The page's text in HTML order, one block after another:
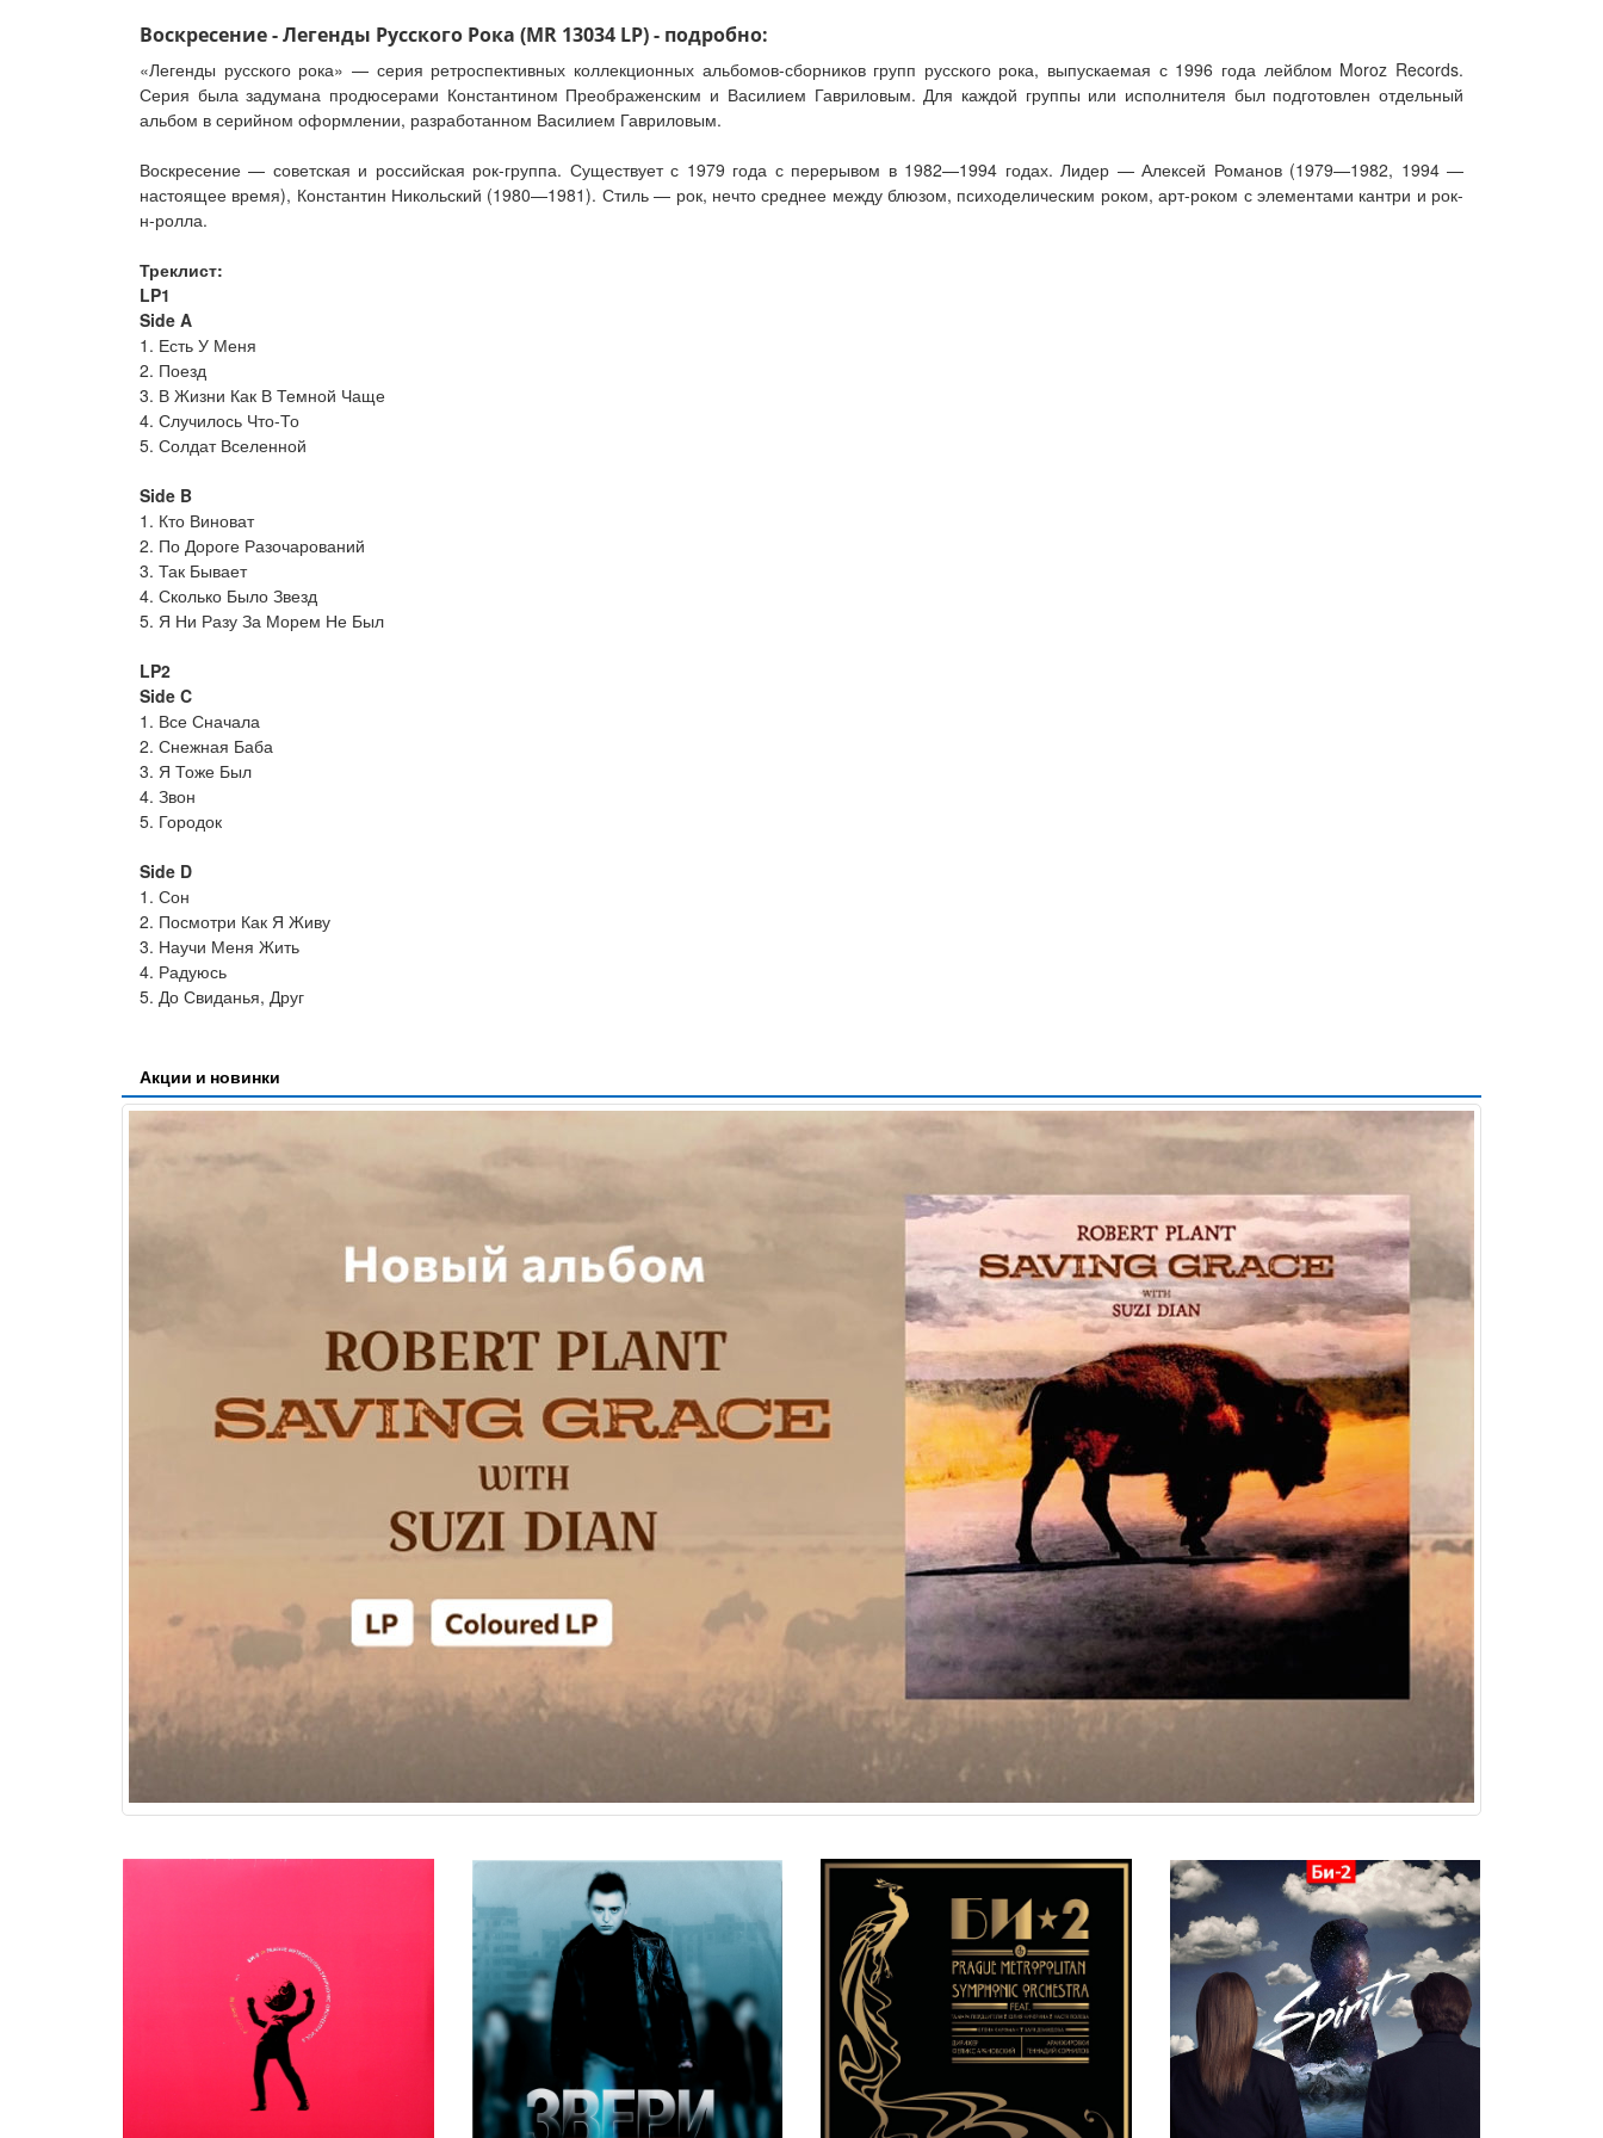
Воскресение - Легенды Русского Рока (MR 13034 LP) - подробно:
«Легенды русского рока» — серия ретроспективных коллекционных альбомов-сборников групп русского рока, выпускаемая с 1996 года лейблом Moroz Records.
Серия была задумана продюсерами Константином Преображенским и Василием Гавриловым. Для каждой группы или исполнителя был подготовлен отдельный
альбом в серийном оформлении, разработанном Василием Гавриловым.
Воскресение — советская и российская рок-группа. Существует с 1979 года с перерывом в 1982—1994 годах. Лидер — Алексей Романов (1979—1982, 1994 —
настоящее время), Константин Никольский (1980—1981). Стиль — рок, нечто среднее между блюзом, психоделическим роком, арт-роком с элементами кантри и рок-
н-ролла.
Треклист:
LP1
Side A
1. Есть У Меня
2. Поезд
3. В Жизни Как В Темной Чаще
4. Случилось Что-То
5. Солдат Вселенной
Side B
1. Кто Виноват
2. По Дороге Разочарований
3. Так Бывает
4. Сколько Было Звезд
5. Я Ни Разу За Морем Не Был
LP2
Side C
1. Все Сначала
2. Снежная Баба
3. Я Тоже Был
4. Звон
5. Городок
Side D
1. Сон
2. Посмотри Как Я Живу
3. Научи Меня Жить
4. Радуюсь
5. До Свиданья, Друг
Акции и новинки